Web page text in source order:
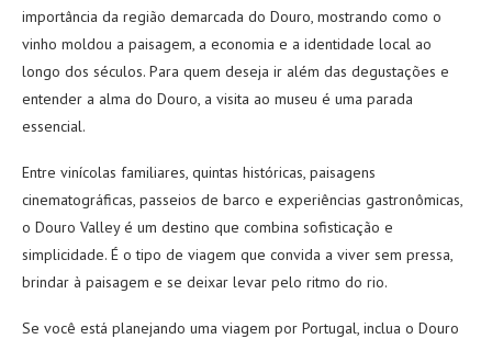
importância da região demarcada do Douro, mostrando como o
vinho moldou a paisagem, a economia e a identidade local ao
longo dos séculos. Para quem deseja ir além das degustações e
entender a alma do Douro, a visita ao museu é uma parada
essencial.
Entre vinícolas familiares, quintas históricas, paisagens
cinematográficas, passeios de barco e experiências gastronômicas,
o Douro Valley é um destino que combina sofisticação e
simplicidade. É o tipo de viagem que convida a viver sem pressa,
brindar à paisagem e se deixar levar pelo ritmo do rio.
Se você está planejando uma viagem por Portugal, inclua o Douro